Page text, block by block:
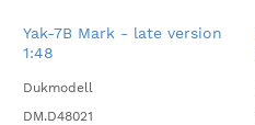
Yak-7B Mark - late version
1:48
Dukmodell
DM.D48021